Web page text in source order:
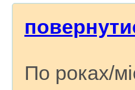
По роках/